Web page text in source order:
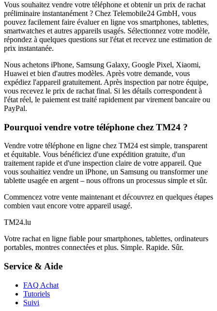
Vous souhaitez vendre votre téléphone et obtenir un prix de rachat
préliminaire instantanément ? Chez Telemobile24 GmbH, vous
pouvez facilement faire évaluer en ligne vos smartphones, tablettes,
smartwatches et autres appareils usagés. Sélectionnez votre modèle,
répondez à quelques questions sur l'état et recevez une estimation de
prix instantanée.
Nous achetons iPhone, Samsung Galaxy, Google Pixel, Xiaomi,
Huawei et bien d'autres modèles. Après votre demande, vous
expédiez l'appareil gratuitement. Après inspection par notre équipe,
vous recevez le prix de rachat final. Si les détails correspondent à
l'état réel, le paiement est traité rapidement par virement bancaire ou
PayPal.
Pourquoi vendre votre téléphone chez TM24 ?
Vendre votre téléphone en ligne chez TM24 est simple, transparent
et équitable. Vous bénéficiez d'une expédition gratuite, d'un
traitement rapide et d'une inspection claire de votre appareil. Que
vous souhaitiez vendre un iPhone, un Samsung ou transformer une
tablette usagée en argent – nous offrons un processus simple et sûr.
Commencez votre vente maintenant et découvrez en quelques étapes
combien vaut encore votre appareil usagé.
TM24.lu
Votre rachat en ligne fiable pour smartphones, tablettes, ordinateurs
portables, montres connectées et plus. Simple. Rapide. Sûr.
Service & Aide
FAQ Achat
Tutoriels
Suivi